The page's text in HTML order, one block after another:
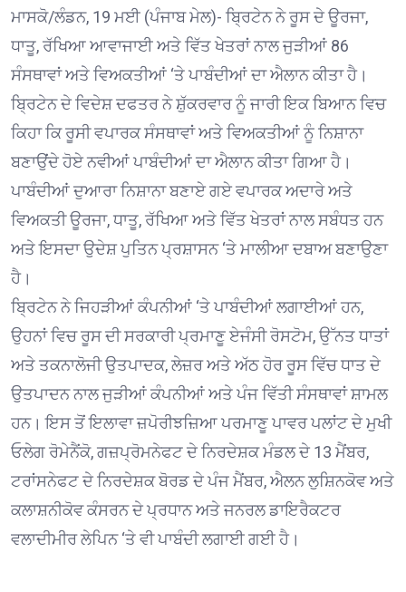
ਮਾਸਕੋ/ਲੰਡਨ, 19 ਮਈ (ਪੰਜਾਬ ਮੇਲ)- ਬ੍ਰਿਟੇਨ ਨੇ ਰੂਸ ਦੇ ਊਰਜਾ,
ਧਾਤੂ, ਰੱਖਿਆ ਆਵਾਜਾਈ ਅਤੇ ਵਿੱਤ ਖੇਤਰਾਂ ਨਾਲ ਜੁੜੀਆਂ 86
ਸੰਸਥਾਵਾਂ ਅਤੇ ਵਿਅਕਤੀਆਂ ‘ਤੇ ਪਾਬੰਦੀਆਂ ਦਾ ਐਲਾਨ ਕੀਤਾ ਹੈ।
ਬ੍ਰਿਟੇਨ ਦੇ ਵਿਦੇਸ਼ ਦਫਤਰ ਨੇ ਸ਼ੁੱਕਰਵਾਰ ਨੂੰ ਜਾਰੀ ਇਕ ਬਿਆਨ ਵਿਚ
ਕਿਹਾ ਕਿ ਰੂਸੀ ਵਪਾਰਕ ਸੰਸਥਾਵਾਂ ਅਤੇ ਵਿਅਕਤੀਆਂ ਨੂੰ ਨਿਸ਼ਾਨਾ
ਬਣਾਉਂਦੇ ਹੋਏ ਨਵੀਆਂ ਪਾਬੰਦੀਆਂ ਦਾ ਐਲਾਨ ਕੀਤਾ ਗਿਆ ਹੈ।
ਪਾਬੰਦੀਆਂ ਦੁਆਰਾ ਨਿਸ਼ਾਨਾ ਬਣਾਏ ਗਏ ਵਪਾਰਕ ਅਦਾਰੇ ਅਤੇ
ਵਿਅਕਤੀ ਊਰਜਾ, ਧਾਤੂ, ਰੱਖਿਆ ਅਤੇ ਵਿੱਤ ਖੇਤਰਾਂ ਨਾਲ ਸਬੰਧਤ ਹਨ
ਅਤੇ ਇਸਦਾ ਉਦੇਸ਼ ਪੁਤਿਨ ਪ੍ਰਸ਼ਾਸਨ ‘ਤੇ ਮਾਲੀਆ ਦਬਾਅ ਬਣਾਉਣਾ
ਹੈ।
ਬ੍ਰਿਟੇਨ ਨੇ ਜਿਹੜੀਆਂ ਕੰਪਨੀਆਂ ‘ਤੇ ਪਾਬੰਦੀਆਂ ਲਗਾਈਆਂ ਹਨ,
ਉਹਨਾਂ ਵਿਚ ਰੂਸ ਦੀ ਸਰਕਾਰੀ ਪ੍ਰਮਾਣੂ ਏਜੰਸੀ ਰੋਸਟੋਮ, ਉੱਨਤ ਧਾਤਾਂ
ਅਤੇ ਤਕਨਾਲੋਜੀ ਉਤਪਾਦਕ, ਲੇਜ਼ਰ ਅਤੇ ਅੱਠ ਹੋਰ ਰੂਸ ਵਿੱਚ ਧਾਤ ਦੇ
ਉਤਪਾਦਨ ਨਾਲ ਜੁੜੀਆਂ ਕੰਪਨੀਆਂ ਅਤੇ ਪੰਜ ਵਿੱਤੀ ਸੰਸਥਾਵਾਂ ਸ਼ਾਮਲ
ਹਨ। ਇਸ ਤੋਂ ਇਲਾਵਾ ਜ਼ਪੋਰੀਝਜ਼ਿਆ ਪਰਮਾਣੂ ਪਾਵਰ ਪਲਾਂਟ ਦੇ ਮੁਖੀ
ਓਲੇਗ ਰੋਮੇਨੈਂਕੋ, ਗਜ਼ਪ੍ਰੋਮਨੇਫਟ ਦੇ ਨਿਰਦੇਸ਼ਕ ਮੰਡਲ ਦੇ 13 ਮੈਂਬਰ,
ਟਰਾਂਸਨੇਫਟ ਦੇ ਨਿਰਦੇਸ਼ਕ ਬੋਰਡ ਦੇ ਪੰਜ ਮੈਂਬਰ, ਐਲਨ ਲੁਸ਼ਿਨਕੋਵ ਅਤੇ
ਕਲਾਸ਼ਨੀਕੋਵ ਕੰਸਰਨ ਦੇ ਪ੍ਰਧਾਨ ਅਤੇ ਜਨਰਲ ਡਾਇਰੈਕਟਰ
ਵਲਾਦੀਮੀਰ ਲੇਪਿਨ ‘ਤੇ ਵੀ ਪਾਬੰਦੀ ਲਗਾਈ ਗਈ ਹੈ।